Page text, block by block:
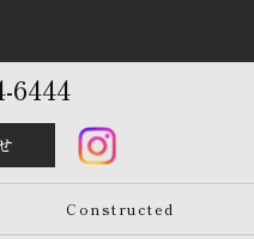
6444
Constructed